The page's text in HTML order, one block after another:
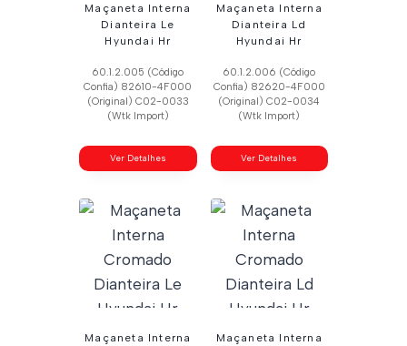
Maçaneta Interna
Dianteira Le
Hyundai Hr
60.1.2.005 (Código
Confia) 82610-4F000
(Original) C02-0033
(Wtk Import)
Ver Detalhes
Maçaneta Interna
Dianteira Ld
Hyundai Hr
60.1.2.006 (Código
Confia) 82620-4F000
(Original) C02-0034
(Wtk Import)
Ver Detalhes
Maçaneta Interna
Maçaneta Interna